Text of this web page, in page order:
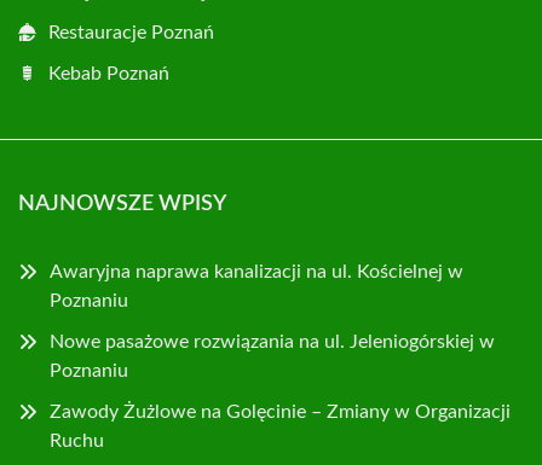
Restauracje Poznań
Kebab Poznań
NAJNOWSZE WPISY
Awaryjna naprawa kanalizacji na ul. Kościelnej w
Poznaniu
Nowe pasażowe rozwiązania na ul. Jeleniogórskiej w
Poznaniu
Zawody Żużlowe na Golęcinie – Zmiany w Organizacji
Ruchu